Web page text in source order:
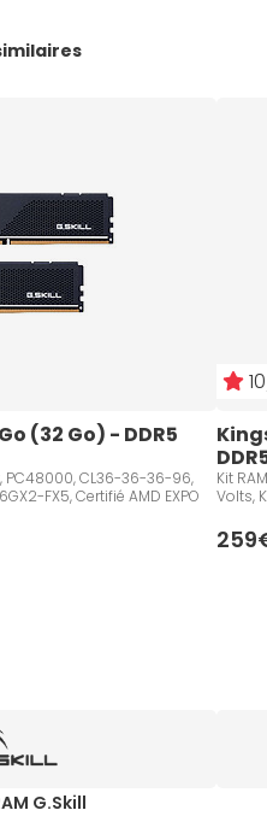
(32 Go) - DDR5
PC48000, CL36-36-36-96,
FX5, Certifié AMD EXPO
Kit
Volts,
G.Skill